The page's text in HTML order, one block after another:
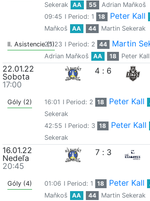
Sekerak
AA 55
Adrian Maňkoš
09:45 I Period: 1 18 Peter Kall
Maňkoš
AA 44 Martin Sekerak
II. Asistencie (1)
25:23 I Period: 2 44 Martin
Adrian Maňkoš
AA 18 Peter Kall
22.01.22
Sobota
17:00
4 : 6
Góly (2) 16:01 I Period: 2 18 Peter Kall
Sekerak
42:55 I Period: 3 18 Peter Kall
Sekerak
16.01.22
Nedeľa
20:45
7 : 3
Góly (4) 01:06 I Period: 1 18 Peter Kall
Maňkoš
AA 44
Martin Sekerak